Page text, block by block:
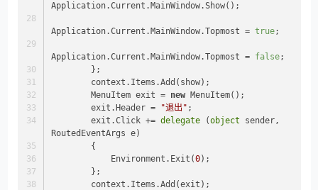
Application.Current.MainWindow.Show();
Application.Current.MainWindow.Topmost = true;
Application.Current.MainWindow.Topmost = false;
        };
        context.Items.Add(show);
        MenuItem exit =
new MenuItem();
        exit.Header =
"退出" ;
        exit.Click +=
delegate (object sender,
RoutedEventArgs e)
        {
            Environment.Exit(
0);
        };
        context.Items.Add(exit);